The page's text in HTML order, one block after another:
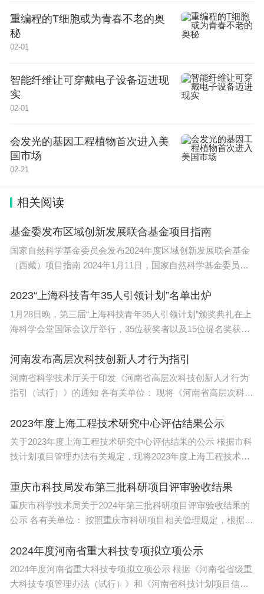
重编程的T细胞或为青春不老的奥
秘
02-01
智能纤维让可穿戴电子设备迈进现
实
02-01
会发光的基因工程植物首次进入美
国市场
02-21
相关阅读
基金委发布区域创新发展联合基金项目指南
国家自然科学基金委员会发布2024年度区域创新发展联合基金
（西藏）项目指南 2024年1月11日，国家自然科学基金委员会
2023“上海科技青年35人引领计划”名单出炉
1月28日晚，第三届“上海科技青年35人引领计划”颁奖典礼在上
海科学会堂国际会议厅举行，35位获奖者以及15位提名奖获得
河南发布高层次科技创新人才行为指引
河南省科学技术厅关于印发《河南省高层次科技创新人才行为
指引（试行）》的通知 各有关单位： 现将《河南省高层次科技
2023年度上海工程技术研究中心评估结果公示
关于2023年度上海工程技术研究中心评估结果的公示 根据市科
技计划项目管理办法有关规定，现将2023年度上海工程技术研
重庆市科技局发布第三批科研项目评审验收结果
重庆市科学技术局关于2024年第三批科研项目评审验收结果的
公示 各有关单位： 按照重庆市科研项目相关管理规定，根据工
2024年度河南省重大科技专项拟立项公示
2024年度河南省重大科技专项拟立项公示 根据《河南省省级重
大科技专项管理办法（试行）》和《河南省科技计划项目信息